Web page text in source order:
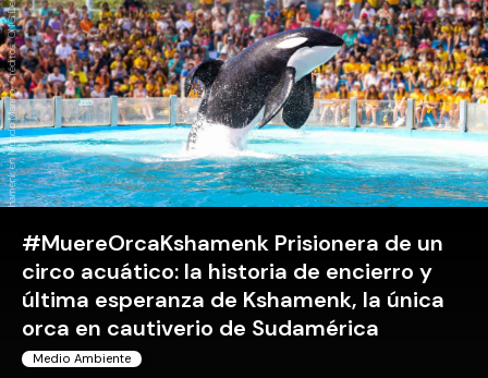
#MuereOrcaKshamenk Prisionera de un
circo acuático: la historia de encierro y
última esperanza de Kshamenk, la única
orca en cautiverio de Sudamérica
Medio Ambiente